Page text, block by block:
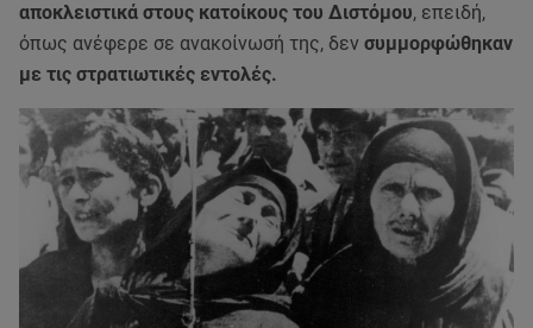
αποκλειστικά στους κατοίκους του Διστόμου, επειδή,
όπως ανέφερε σε ανακοίνωσή της, δεν συμμορφώθηκαν
με τις στρατιωτικές εντολές.